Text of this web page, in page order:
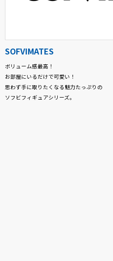
SOFVIMATES
ボリューム感最高！
お部屋にいるだけで可愛い！
思わず手に取りたくなる魅力たっぷりの
ソフビフィギュアシリーズ。